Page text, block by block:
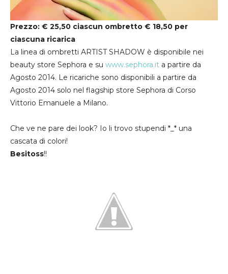
Prezzo: € 25,50 ciascun ombretto € 18,50 per
ciascuna ricarica
La linea di ombretti ARTIST SHADOW è disponibile nei
beauty store Sephora e su www.sephora.it a partire da
Agosto 2014. Le ricariche sono disponibili a partire da
Agosto 2014 solo nel flagship store Sephora di Corso
Vittorio Emanuele a Milano.
Che ve ne pare dei look? Io li trovo stupendi *_* una
cascata di colori!
Besitoss!!